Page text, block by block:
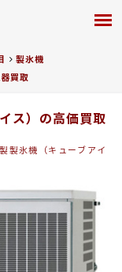
製氷機
買取
ス）の高価買取
製氷機（キューブアイ